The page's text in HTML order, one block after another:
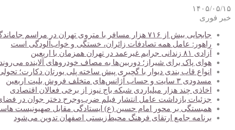
۱۴۰۵/۰۵/۱۵
خبر فوری
جابجایی بیش از ۷۱۶ هزار مسافر با متروی تهران در مراسم جاماندگان اربعین
راهور: عامل همه تصادفات زائران، خستگی و خواب‌آلودگی است
آزادی ۸۱ زندانی جرایم غیرعمد در تهران همزمان با اربعین
هوای پاک برای شیراز؛ دوربین‌ها به مصاف خودروهای آلاینده می‌روند
انواع قاب بندی دیوار با گچبری پیش ساخته پلی یورتان دکارت؛
مسدودی ۳ سایت و حساب آژانس‌های متخلف فروش بلیت اربعین
اخاذی چند هزار میلیاردی شبکه باج نیوز از برخی فعالان اقتصادی
جزئیات بازداشت عامل انتشار فیلم ضرب‌وجرح دختر جوان در
همبستگی بر محور امام حسین (ع) ایستادگی مقابل صهیونیست
برنامه جامع ارتقای فرهنگ محیط‌زیستی اصفهان تدوین می‌شود